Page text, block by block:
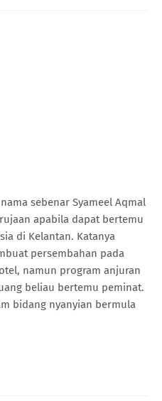
nama sebenar Syameel Aqmal
apabila dapat bertemu
di Kelantan. Katanya
persembahan pada
namun program anjuran
beliau bertemu peminat.
bidang nyanyian bermula